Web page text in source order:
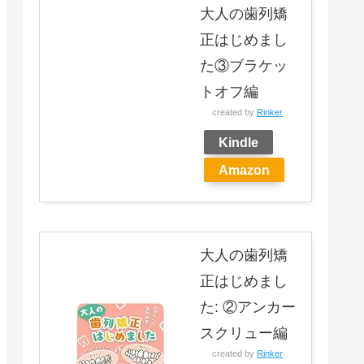
大人の歯列矯
正はじめまし
た③ブラケッ
トオフ編
created by Rinker
Kindle
Amazon
大人の歯列矯
正はじめまし
た: ②アンカー
スクリュー編
created by Rinker